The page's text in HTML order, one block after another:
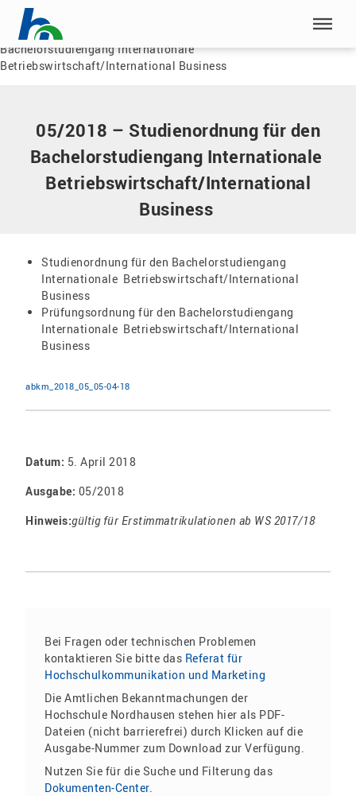
Menü überspringen
Menü überspringen
Home |Dokumente
Bachelorstudiengang Internationale
Betriebswirtschaft/International Business
05/2018 – Studienordnung für den
Bachelorstudiengang Internationale
Betriebswirtschaft/International
Business
Studienordnung für den Bachelorstudiengang
Internationale Betriebswirtschaft/International
Business
Prüfungsordnung für den Bachelorstudiengang
Internationale Betriebswirtschaft/International
Business
abkm_2018_05_05-04-18
Datum: 5. April 2018
Ausgabe: 05/2018
Hinweis:gültig für Erstimmatrikulationen ab WS 2017/18
Bei Fragen oder technischen Problemen
kontaktieren Sie bitte das Referat für
Hochschulkommunikation und Marketing
Die Amtlichen Bekanntmachungen der
Hochschule Nordhausen stehen hier als PDF-
Dateien (nicht barrierefrei) durch Klicken auf die
Ausgabe-Nummer zum Download zur Verfügung.
Nutzen Sie für die Suche und Filterung das
Dokumenten-Center.